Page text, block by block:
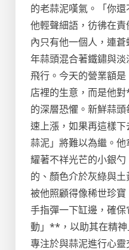
的老蒜泥嘆氣。「你還
他輕聲細語，彷彿在
內只有他一個人，連
年蒜頭混合著鐵鏽與
飛行。今天的營業額
店裡的生意，而是他
的深層恐懼。新鮮蒜
速上漲，如果再這樣
蒜泥」將難以為繼。
耀著不祥光芒的小銀
的、顏色介於灰綠與
被他照顧得像稀世珍
手指彈一下缸邊，確
動」**，以助其在精
專注於與蒜泥進行心